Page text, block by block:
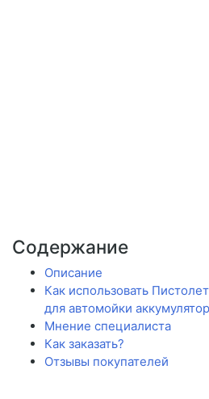
Содержание
Описание
Как использовать
для автомойки
Мнение специалиста
Как заказать?
Отзывы покупателей